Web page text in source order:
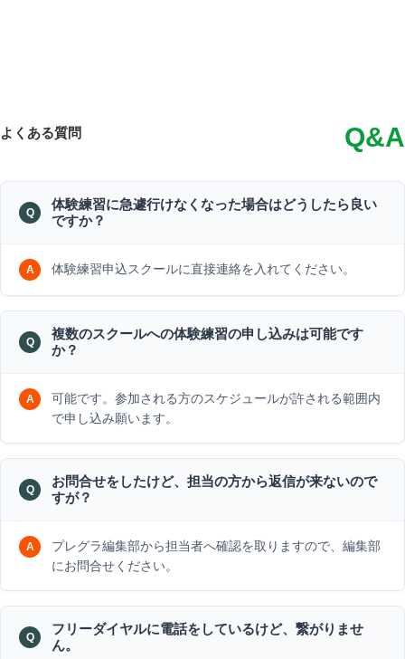
よくある質問 Q&A
体験練習に急遽行けなくなった場合はどうしたら良い
ですか？
体験練習申込スクールに直接連絡を入れてください。
複数のスクールへの体験練習の申し込みは可能です
か？
可能です。参加される方のスケジュールが許される範囲内
で申し込み願います。
お問合せをしたけど、担当の方から返信が来ないので
すが？
プレグラ編集部から担当者へ確認を取りますので、編集部
にお問合せください。
フリーダイヤルに電話をしているけど、繋がりませ
ん。